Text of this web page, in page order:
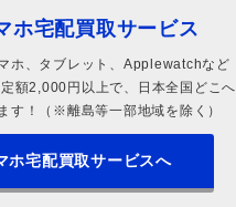
ホ宅配買取サービス
ホ、タブレット、Applewatchなど
額2,000円以上で、日本全国どこへ
す！（※離島等一部地域を除く）
ホ宅配買取サービスへ